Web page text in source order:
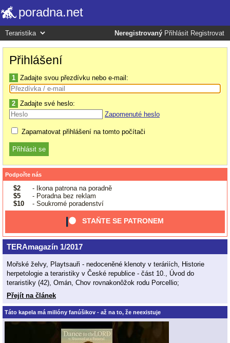
poradna.net
Neregistrovaný Přihlásit Registrovat
Přihlášení
1 Zadajte svou přezdívku nebo e-mail:
2 Zadajte své heslo:
Zapomenuté heslo
Zapamatovat přihlášení na tomto počítači
Podpořte nás
$2
- Ikona patrona na poradně
$5
- Poradna bez reklam
$10
- Soukromé poradenství
STAŇTE SE PATRONEM
TERAmagazín 1/2017
Mořské želvy, Playtsauři - nedoceněné klenoty v teráriích, Historie
herpetologie a teraristiky v České republice - část 10., Úvod do
teraristiky (42), Omán, Chov rovnakonôžok rodu Porcellio;
Přejít na článek
Táto kapela má milióny fanúšikov - až na to, že neexistuje